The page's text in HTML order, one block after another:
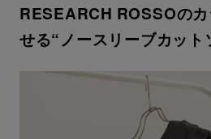
RESEARCH ROSSOの
せる“ノースリーブカット